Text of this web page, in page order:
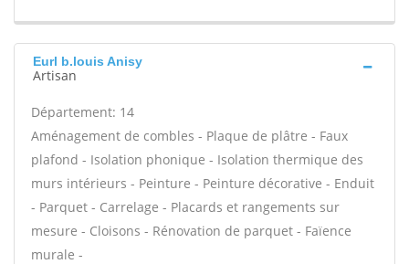
Eurl b.louis Anisy
Artisan
Département: 14
Aménagement de combles - Plaque de plâtre - Faux
plafond - Isolation phonique - Isolation thermique des
murs intérieurs - Peinture - Peinture décorative - Enduit
- Parquet - Carrelage - Placards et rangements sur
mesure - Cloisons - Rénovation de parquet - Faïence
murale -